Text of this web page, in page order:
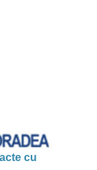
cu